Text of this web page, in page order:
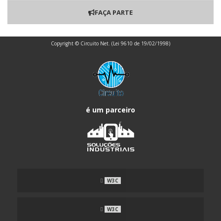
FAÇA PARTE
Copyright © Circuito Net. (Lei 9610 de 19/02/1998)
é um parceiro
W3C
W3C